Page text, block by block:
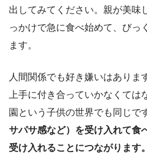
出してみてください。親が美味
っかけで急に食べ始めて、びっ
ます。
人間関係でも好き嫌いはありま
上手に付き合っていかなくて
園という子供の世界でも同じで
サパサ感など）を受け入れて食
受け入れることにつながります。